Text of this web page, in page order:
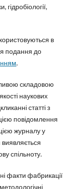
гідробіології,
в
подання до
.
складовою
наукових
статті з
повідомлення
журналу у
спільноту.
факти фабрикації